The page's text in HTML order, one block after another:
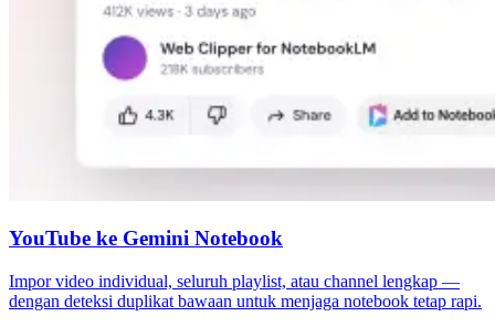
YouTube ke Gemini Notebook
Impor video individual, seluruh playlist, atau channel lengkap —
dengan deteksi duplikat bawaan untuk menjaga notebook tetap rapi.